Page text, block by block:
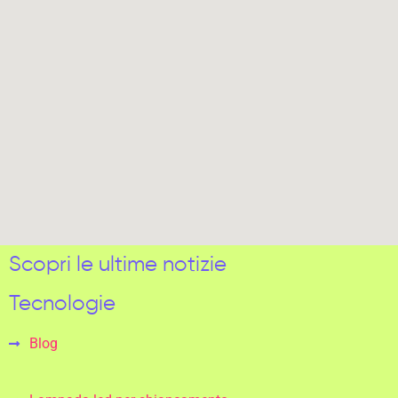
Scopri le ultime notizie
Tecnologie
Blog